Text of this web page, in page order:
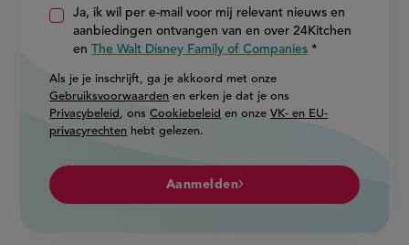
Ja, ik wil per e-mail voor mij relevant nieuws en
aanbiedingen ontvangen van en over 24Kitchen
enThe Walt Disney Family of Companies
Als je je inschrijft, ga je akkoord met onze
Gebruiksvoorwaarden en erken je dat je ons
Privacybeleid
, onsCookiebeleid en onzeVK- en EU-
privacyrechten hebt gelezen.
Aanmelden